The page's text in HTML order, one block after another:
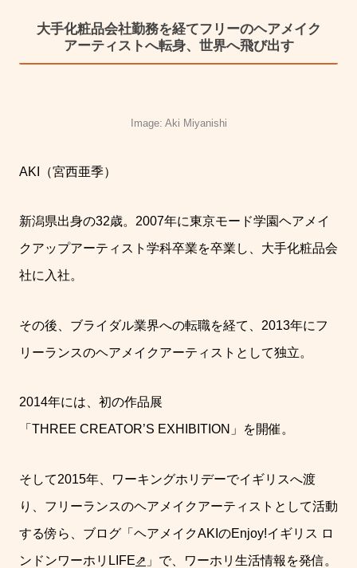
大手化粧品会社勤務を経てフリーのヘアメイク
アーティストへ転身、世界へ飛び出す
Image: Aki Miyanishi
AKI （宮西亜季）
新潟県出身の32歳。 2007年に東京モード学園ヘアメイ
クアップアーティスト学科卒業を卒業し、大手化粧品会
社に入社。
その後、ブライダル業界への転職を経て、 2013年にフ
リーランスのヘアメイクアーティストとして独立。
2014年には、初の作品展
「 THREE CREATOR’S EXHIBITION 」を開催。
そして2015年、ワーキングホリデーでイギリスへ渡
り、フリーランスのヘアメイクアーティストとして活動
する傍ら、ブログ「ヘアメイクAKI のEnjoy!イギリス ロ
ンドンワーホリ LIFE⇗ 」で、ワーホリ生活情報を発信。